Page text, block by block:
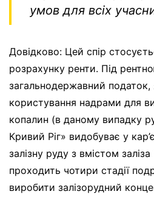
умов для всіх
Довідково: Цей спір
розрахунку ренти. Під
загальнодержавний податок,
користування надрами для
копалин (в даному випадку
Кривий Ріг» видобуває у
залізну руду з вмістом
проходить чотири стадії
виробити залізорудний